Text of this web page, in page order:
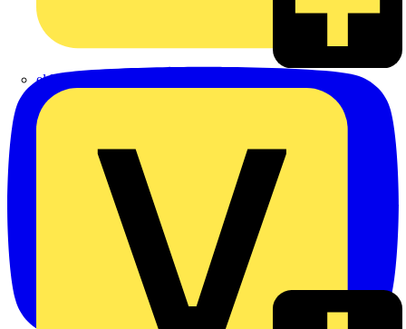
eldis electro distributor GmbH